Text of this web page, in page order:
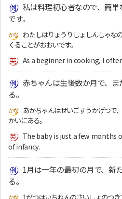
私は料理初心者なので、簡
です。
わたしはりょうりしょしんしゃな
くることがおおいです。
As a beginner in cooking, I
赤ちゃんは生後数か月で、
る。
あかちゃんはせいごすうかげつで
かいにある。
The baby is just a few months
of infancy.
1月は一年の最初の月で、新
る。
1がつはいちねんのさいしょのつ